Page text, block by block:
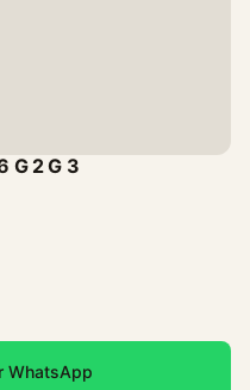
G 2 G 3
WhatsApp